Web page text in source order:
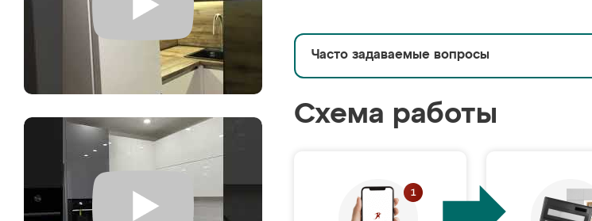
Часто задаваемые вопросы
Схема работы